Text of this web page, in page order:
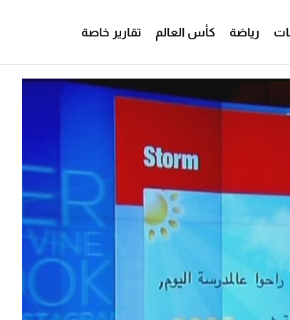
رياضة كأس العالم تقارير خاصة